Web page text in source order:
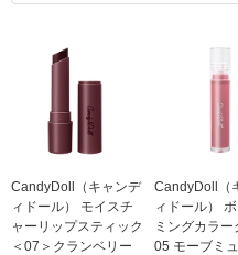
CandyDoll（キャンデ
ィドール） モイスチ
ャーリップスティック
＜07＞クランベリー
CandyDoll（
ィドール）
ミングカラー
05 モーブミ